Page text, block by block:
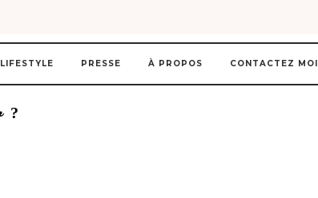
LIFESTYLE PRESSE À PROPOS CONTACTEZ MOI